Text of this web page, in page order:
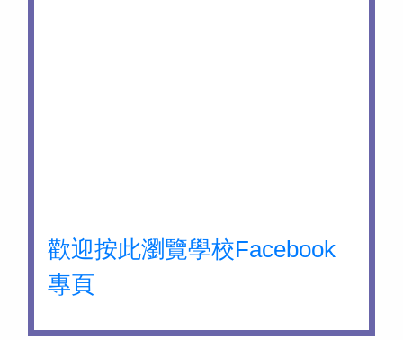
歡迎按此瀏覽學校Facebook
專頁